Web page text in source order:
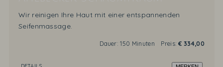
Wir reinigen Ihre Haut mit einer entspannenden
Seifenmassage.
Dauer:150 Minuten Preis:€ 334,00